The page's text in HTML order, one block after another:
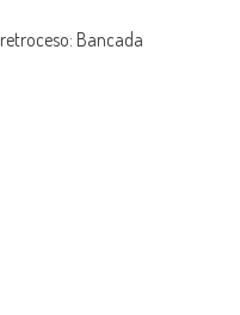
Bancada